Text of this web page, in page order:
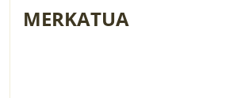
MERKATUA